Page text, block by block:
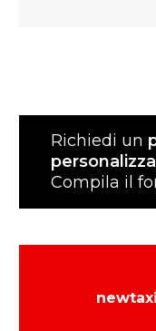
Richiedi un
Compila il